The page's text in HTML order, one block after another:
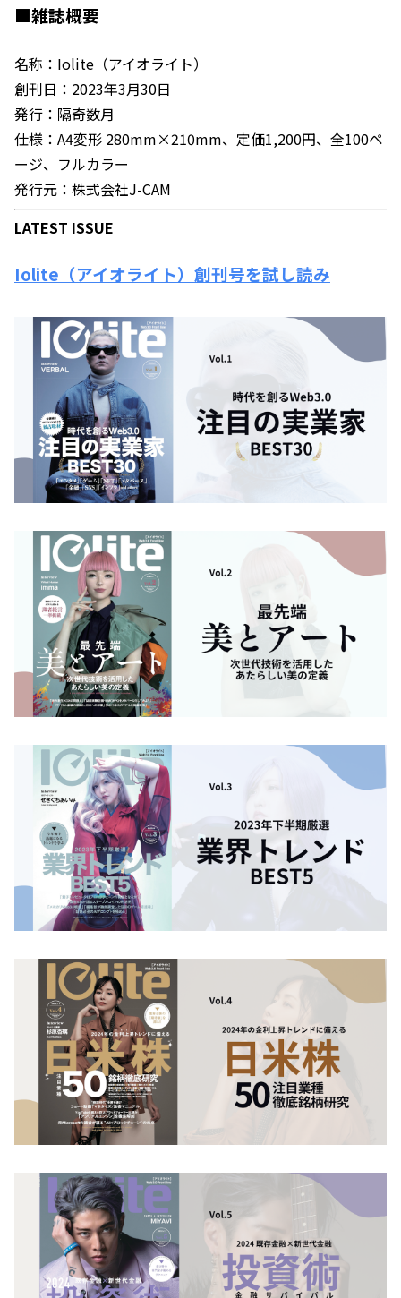
■雑誌概要
名称：Iolite（アイオライト）
創刊日：2023年3月30日
発行：隔奇数月
仕様：A4変形 280mm×210mm、定価1,200円、全100ペ
ージ、フルカラー
発行元：株式会社J-CAM
LATEST ISSUE
Iolite（アイオライト）創刊号を試し読み